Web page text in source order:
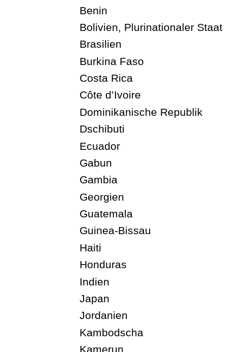
Benin
Bolivien, Plurinationaler Staat
Brasilien
Burkina Faso
Costa Rica
Côte d’Ivoire
Dominikanische Republik
Dschibuti
Ecuador
Gabun
Gambia
Georgien
Guatemala
Guinea-Bissau
Haiti
Honduras
Indien
Japan
Jordanien
Kambodscha
Kamerun